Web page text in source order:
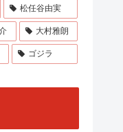
松任谷由実
大村雅朗
ゴジラ